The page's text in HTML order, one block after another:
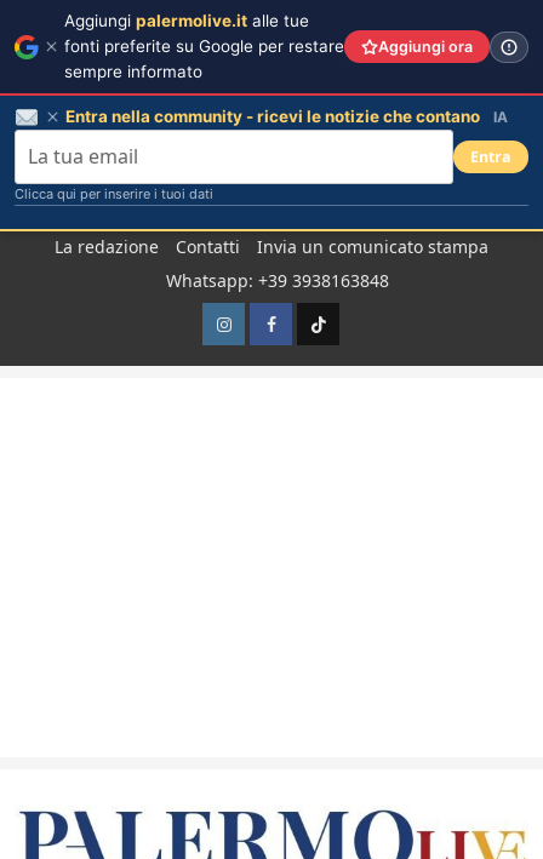
La redazione Contatti
Invia un comunicato stampa
Whatsapp: +39 3938163848
InstagramFacebook
TikTok
Aggiungi palermolive.it alle tue
fonti preferite su Google per restare
sempre informato
Aggiungi ora
Entra nella community - ricevi le notizie che contano IA
Entra
Clicca qui per inserire i tuoi dati